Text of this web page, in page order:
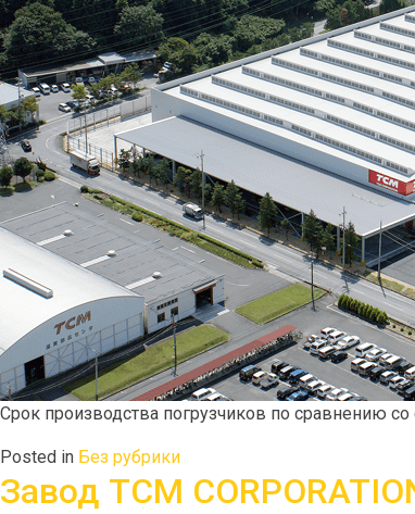
Срок производства погрузчиков по сравнению
Posted in Без рубрики
Завод TCM